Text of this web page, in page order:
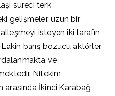
süreci terk
gelişmeler, uzun bir
isteyen iki tarafın
barış bozucu aktörler,
ve
Nitekim
İkinci Karabağ